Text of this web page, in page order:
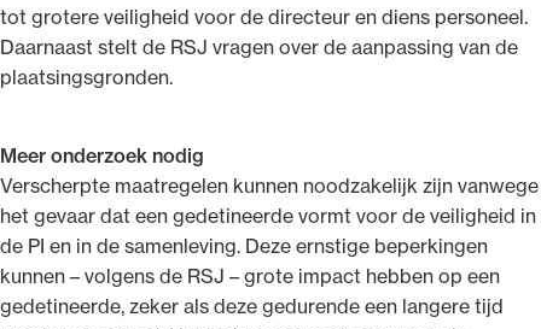
tot grotere veiligheid voor de directeur en diens personeel.
Daarnaast stelt de RSJ vragen over de aanpassing van de
plaatsingsgronden.
Meer onderzoek nodig
Verscherpte maatregelen kunnen noodzakelijk zijn vanwege
het gevaar dat een gedetineerde vormt voor de veiligheid in
de PI en in de samenleving. Deze ernstige beperkingen
kunnen – volgens de RSJ – grote impact hebben op een
gedetineerde, zeker als deze gedurende een langere tijd